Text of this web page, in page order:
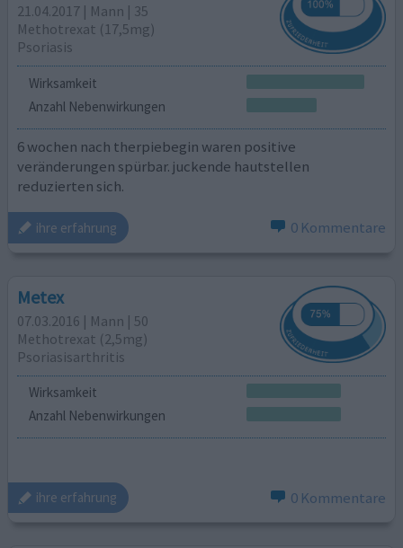
21.04.2017 | Mann | 35
Methotrexat (17,5mg)
Psoriasis
Wirksamkeit
Anzahl Nebenwirkungen
6 wochen nach therpiebegin waren positive
veränderungen spürbar. juckende hautstellen
reduzierten sich.
ihre erfahrung 0 Kommentare
Metex
07.03.2016 | Mann | 50
Methotrexat (2,5mg)
Psoriasisarthritis
Wirksamkeit
Anzahl Nebenwirkungen
ihre erfahrung 0 Kommentare